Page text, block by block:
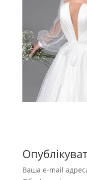
Ваша e-mail